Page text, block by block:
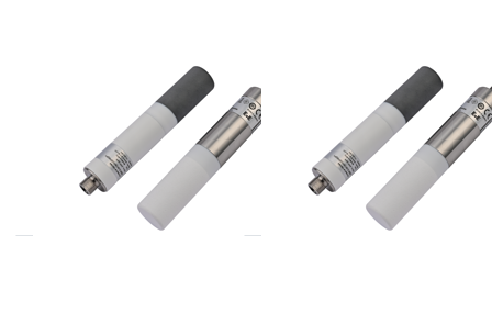
EE872 serie CO2
opnemers tot 3%
EE872 serie CO2
opnemers tot 5%